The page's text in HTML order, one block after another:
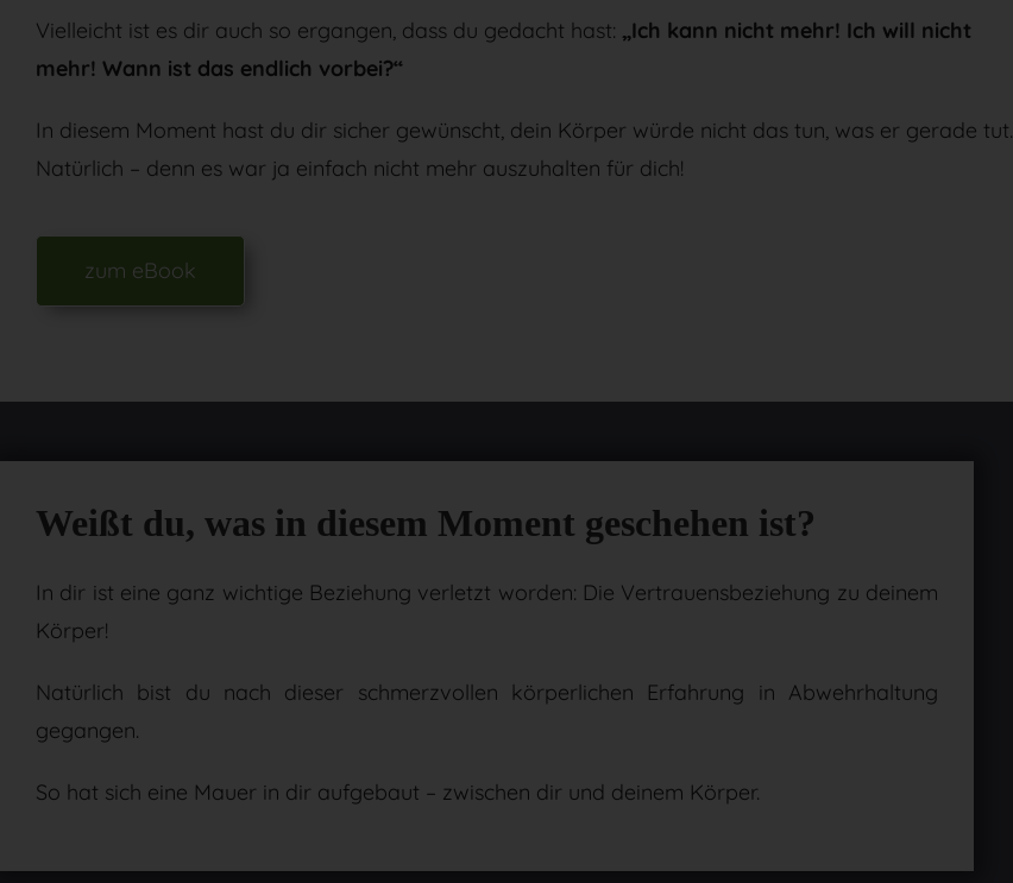
Vielleicht ist es dir auch so ergangen, dass du gedacht hast: „Ich kann nicht mehr! Ich will nicht
mehr! Wann ist das endlich vorbei?“
In diesem Moment hast du dir sicher gewünscht, dein Körper würde nicht das tun, was er gerade tut.
Natürlich – denn es war ja einfach nicht mehr auszuhalten für dich!
zum eBook
Weißt du, was in diesem Moment geschehen ist?
In dir ist eine ganz wichtige Beziehung verletzt worden: Die Vertrauensbeziehung zu deinem
Körper!
Natürlich bist du nach dieser schmerzvollen körperlichen Erfahrung in Abwehrhaltung
gegangen.
So hat sich eine Mauer in dir aufgebaut – zwischen dir und deinem Körper.